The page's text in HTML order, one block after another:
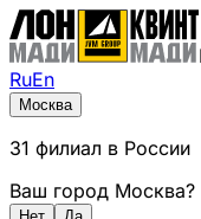
RuEn
Москва
31 филиал в России
Ваш город Москва?